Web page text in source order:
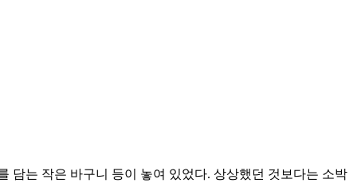
담는 작은 바구니 등이 놓여 있었다. 상상했던 것보다는 소박